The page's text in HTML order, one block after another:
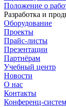
Положение о
Разработка и
Оборудование
Проекты
Прайс-листы
Презентации
Партнёрам
Учебный центр
Новости
О нас
Контакты
Конференц-